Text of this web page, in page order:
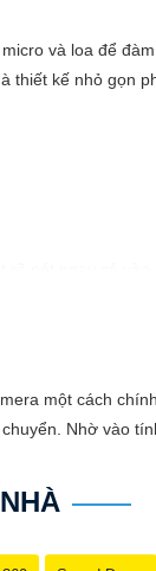
và loa để
thiết kế nhỏ gọn
đêm như ban
một cách
Nhờ vào